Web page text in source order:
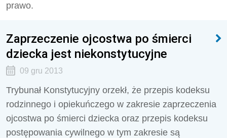
prawo.
Zaprzeczenie ojcostwa po śmierci
dziecka jest niekonstytucyjne
09 gru 2013
Trybunał Konstytucyjny orzekł, że przepis kodeksu
rodzinnego i opiekuńczego w zakresie zaprzeczenia
ojcostwa po śmierci dziecka oraz przepis kodeksu
postępowania cywilnego w tym zakresie są